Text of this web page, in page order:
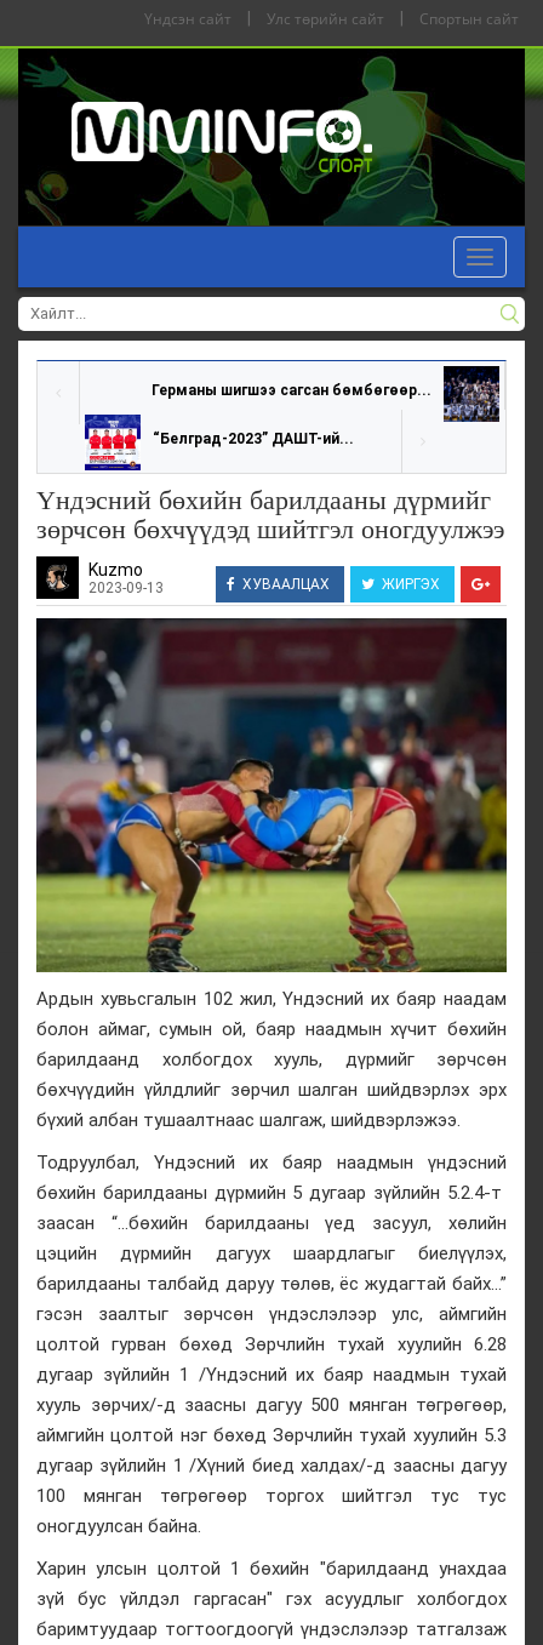
Үндсэн сайт Улс төрийн сайт Спортын сайт
Toggle
Германы шигшээ сагсан бөмбөгөөр...
“Белград-2023” ДАШТ-ий...
Үндэсний бөхийн барилдааны дүрмийг
зөрчсөн бөхчүүдэд шийтгэл оногдуулжээ
Kuzmo
2023-09-13 ХУВААЛЦАХ ЖИРГЭХ
Ардын хувьсгалын 102 жил, Үндэсний их баяр наадам
болон аймаг, сумын ой, баяр наадмын хүчит бөхийн
барилдаанд холбогдох хууль, дүрмийг зөрчсөн
бөхчүүдийн үйлдлийг зөрчил шалган шийдвэрлэх эрх
бүхий албан тушаалтнаас шалгаж, шийдвэрлэжээ.
Тодруулбал, Үндэсний их баяр наадмын үндэсний
бөхийн барилдааны дүрмийн 5 дугаар зүйлийн 5.2.4-т
заасан “...бөхийн барилдааны үед засуул, хөлийн
цэцийн дүрмийн дагуух шаардлагыг биелүүлэх,
барилдааны талбайд даруу төлөв, ёс жудагтай байх...”
гэсэн заалтыг зөрчсөн үндэслэлээр улс, аймгийн
цолтой гурван бөхөд Зөрчлийн тухай хуулийн 6.28
дугаар зүйлийн 1 /Үндэсний их баяр наадмын тухай
хууль зөрчих/-д заасны дагуу 500 мянган төгрөгөөр,
аймгийн цолтой нэг бөхөд Зөрчлийн тухай хуулийн 5.3
дугаар зүйлийн 1 /Хүний биед халдах/-д заасны дагуу
100 мянган төгрөгөөр торгох шийтгэл тус тус
оногдуулсан байна.
Харин улсын цолтой 1 бөхийн "барилдаанд унахдаа
зүй бус үйлдэл гаргасан" гэх асуудлыг холбогдох
баримтуудаар тогтоогдоогүй үндэслэлээр татгалзаж